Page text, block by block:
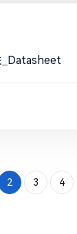
_Datasheet
2 3 4